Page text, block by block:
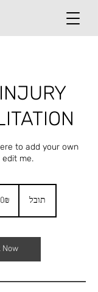
to add your own
me.
‏110 ‏₪ תובל
Now